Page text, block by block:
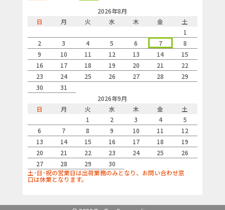
2026年8月
日
月 火 水 木 金
土
1
2
3 4 5 6 7
8
9
10 11 12 13 14
15
16
17 18 19 20 21
22
23
24 25 26 27 28
29
30
31
2026年9月
日
月 火 水 木 金
土
1
2 3 4
5
6
7 8 9 10 11
12
13
14 15 16 17 18
19
20
21 22 23 24 25
26
27
28 29
30
土･日･祝の営業日は出荷業務のみとなり、お問い合わせ窓
口は休業となります。